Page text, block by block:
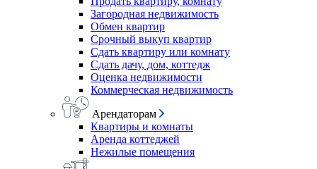
Загородная недвижимость
Обмен квартир
Срочный выкуп квартир
Сдать квартиру или комнату
Сдать дачу, дом, коттедж
Оценка недвижимости
Коммерческая недвижимость
Арендаторам
Квартиры и комнаты
Аренда коттеджей
Нежилые помещения